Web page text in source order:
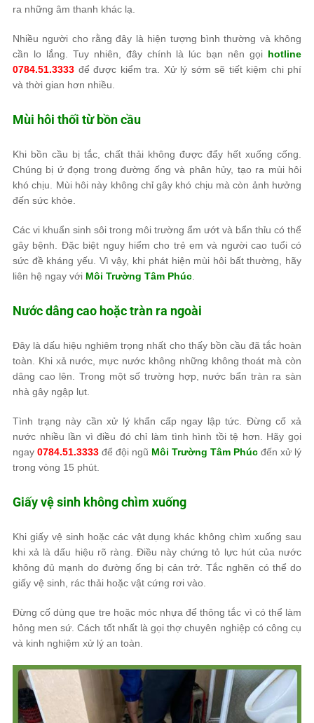
ra những âm thanh khác lạ.
Nhiều người cho rằng đây là hiện tượng bình thường và không
cần lo lắng. Tuy nhiên, đây chính là lúc bạn nên gọi hotline
0784.51.3333 để được kiểm tra. Xử lý sớm sẽ tiết kiệm chi phí
và thời gian hơn nhiều.
Mùi hôi thối từ bồn cầu
Khi bồn cầu bị tắc, chất thải không được đẩy hết xuống cống.
Chúng bị ứ đọng trong đường ống và phân hủy, tạo ra mùi hôi
khó chịu. Mùi hôi này không chỉ gây khó chịu mà còn ảnh hưởng
đến sức khỏe.
Các vi khuẩn sinh sôi trong môi trường ẩm ướt và bẩn thỉu có thể
gây bệnh. Đặc biệt nguy hiểm cho trẻ em và người cao tuổi có
sức đề kháng yếu. Vì vậy, khi phát hiện mùi hôi bất thường, hãy
liên hệ ngay với Môi Trường Tâm Phúc
Nước dâng cao hoặc tràn ra ngoài
Đây là dấu hiệu nghiêm trọng nhất cho thấy bồn cầu đã tắc hoàn
toàn. Khi xả nước, mực nước không những không thoát mà còn
dâng cao lên. Trong một số trường hợp, nước bẩn tràn ra sàn
nhà gây ngập lụt.
Tình trạng này cần xử lý khẩn cấp ngay lập tức. Đừng cố xả
nước nhiều lần vì điều đó chỉ làm tình hình tồi tệ hơn. Hãy gọi
ngay 0784.51.3333 để đội ngũ Môi Trường Tâm Phúc đến xử lý
trong vòng 15 phút.
Giấy vệ sinh không chìm xuống
Khi giấy vệ sinh hoặc các vật dụng khác không chìm xuống sau
khi xả là dấu hiệu rõ ràng. Điều này chứng tỏ lực hút của nước
không đủ mạnh do đường ống bị cản trở. Tắc nghẽn có thể do
giấy vệ sinh, rác thải hoặc vật cứng rơi vào.
Đừng cố dùng que tre hoặc móc nhựa để thông tắc vì có thể làm
hỏng men sứ. Cách tốt nhất là gọi thợ chuyên nghiệp có công cụ
và kinh nghiệm xử lý an toàn.